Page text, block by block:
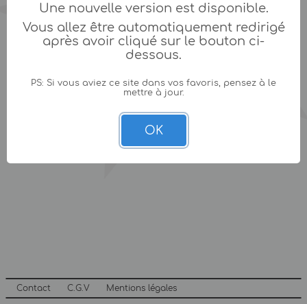
Contact C.G.V Mentions légales
Une nouvelle version est disponible.
Vous allez être automatiquement redirigé
après avoir cliqué sur le bouton ci-
dessous.
PS: Si vous aviez ce site dans vos favoris, pensez à le
mettre à jour.
OK